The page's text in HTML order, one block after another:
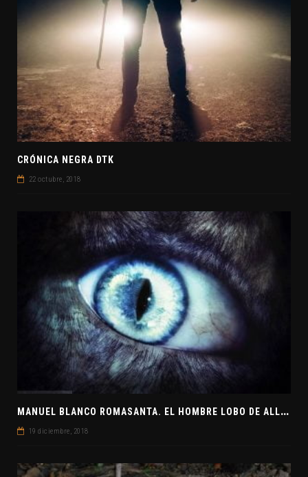
CRÓNICA NEGRA DTK
22 octubre, 2018
M
ANUEL BLANCO ROMASANTA. EL HOMBRE LOBO DE ALLARIZ
19 diciembre, 2018